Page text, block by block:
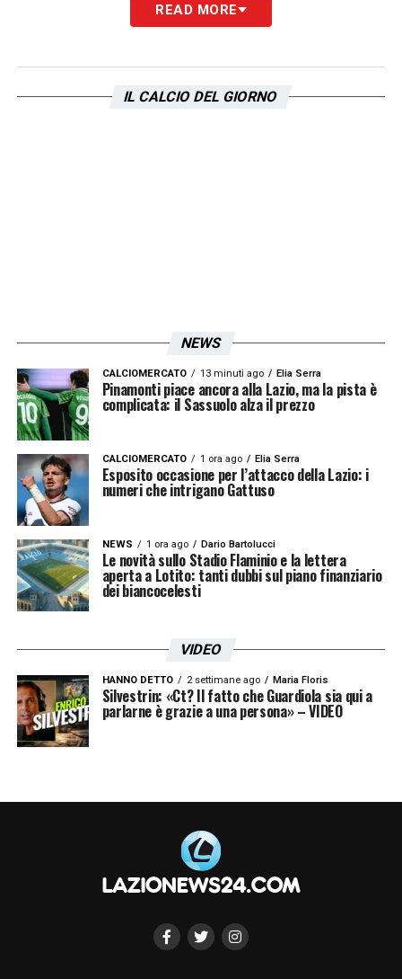
READ MORE
IL CALCIO DEL GIORNO
NEWS
CALCIOMERCATO 13 minuti ago Elia Serra
Pinamonti piace ancora alla Lazio, ma la pista è
complicata: il Sassuolo alza il prezzo
CALCIOMERCATO 1 ora ago Elia Serra
Esposito occasione per l’attacco della Lazio: i
numeri che intrigano Gattuso
NEWS 1 ora ago Dario Bartolucci
Le novità sullo Stadio Flaminio e la lettera
aperta a Lotito: tanti dubbi sul piano finanziario
dei biancocelesti
VIDEO
HANNO DETTO 2 settimane ago Maria Floris
Silvestrin: «Ct? Il fatto che Guardiola sia qui a
parlarne è grazie a una persona» – VIDEO